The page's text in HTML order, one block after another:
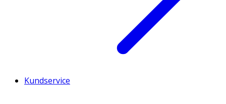
Kundservice